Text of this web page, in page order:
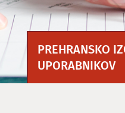
PREHRANSKO
UPORABNIKOV